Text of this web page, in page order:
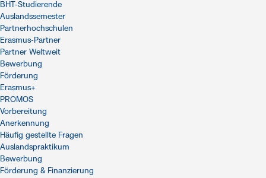
BHT-Studierende
Auslandssemester
Partnerhochschulen
Erasmus-Partner
Partner Weltweit
Bewerbung
Förderung
Erasmus+
PROMOS
Vorbereitung
Anerkennung
Häufig gestellte Fragen
Auslandspraktikum
Bewerbung
Förderung & Finanzierung